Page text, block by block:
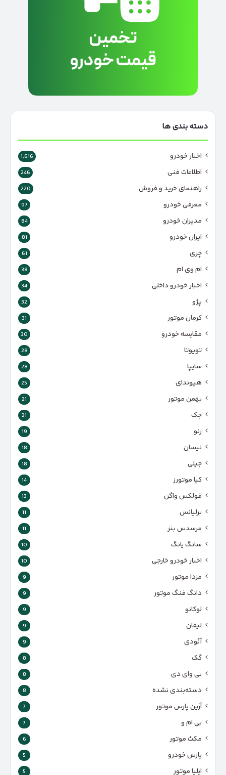
دسته بندی ها
اخبار خودرو 1,616
اطلاعات فنی 246
راهنمای خرید و فروش 220
معرفی خودرو 97
مدیران خودرو 84
ایران خودرو 81
چری 61
ام وی ام 38
اخبار خودرو داخلی 34
پژو 32
کرمان موتور 31
مقایسه خودرو 30
تویوتا 28
سایپا 28
هیوندای 25
بهمن موتور 21
جک 21
رنو 19
نیسان 18
جیلی 18
کیا موتورز 14
فولکس واگن 13
برلیانس 11
مرسدس بنز 11
سانگ یانگ 10
اخبار خودرو خارجی 10
مزدا موتور 9
دانگ فنگ موتور 9
لوکانو 9
لیفان 9
آئودی 9
گک 8
بی وای دی 8
دسته‌بندی نشده 8
آرین پارس موتور 7
بی ام و 7
مکث موتور 6
پارس‌ خودرو 5
ایلیا موتور 5